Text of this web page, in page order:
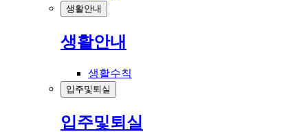
생활안내
생활안내
생활수칙
입주및퇴실
입주및퇴실